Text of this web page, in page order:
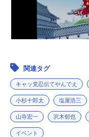
関連タグ
キャッ党忍伝てやんでえ
小杉十郎太 塩屋浩三
山寺宏一 沢木郁也
イベント